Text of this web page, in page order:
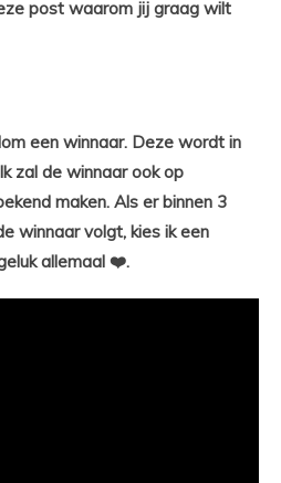
post waarom jij graag wilt
een winnaar. Deze wordt in
zal de winnaar ook op
maken. Als er binnen 3
winnaar volgt, kies ik een
allemaal ❤️.